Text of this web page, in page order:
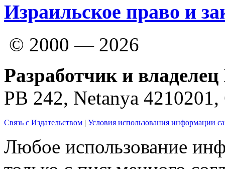
Израильское право и
© 2000 — 2026
Разработчик и
PB 242, Netanya
Связь с Издательством | Условия использования информации
Любое использование